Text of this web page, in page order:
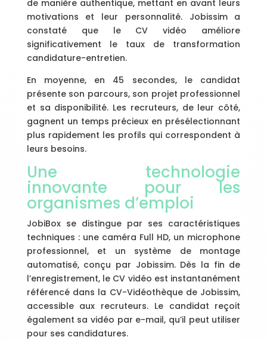
de manière authentique, mettant en avant leurs
motivations et leur personnalité. Jobissim a
constaté que le CV vidéo améliore
significativement le taux de transformation
candidature-entretien.
En moyenne, en 45 secondes, le candidat
présente son parcours, son projet professionnel
et sa disponibilité. Les recruteurs, de leur côté,
gagnent un temps précieux en présélectionnant
plus rapidement les profils qui correspondent à
leurs besoins.
Une technologie
innovante pour les
organismes d’emploi
JobiBox se distingue par ses caractéristiques
techniques : une caméra Full HD, un microphone
professionnel, et un système de montage
automatisé, conçu par Jobissim. Dès la fin de
l’enregistrement, le CV vidéo est instantanément
référencé dans la CV-Vidéothèque de Jobissim,
accessible aux recruteurs. Le candidat reçoit
également sa vidéo par e-mail, qu’il peut utiliser
pour ses candidatures.